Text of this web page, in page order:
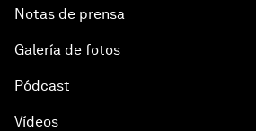
Outlook for the United States
Advancing the Sustainable
Notas de prensa
Galería de fotos
Pódcast
Vídeos